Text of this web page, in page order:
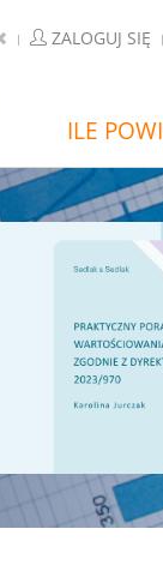
ZALOGUJ SIĘ
ILE